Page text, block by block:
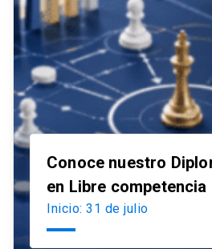
Conoce nuestro
en Libre competencia
Inicio: 31 de julio